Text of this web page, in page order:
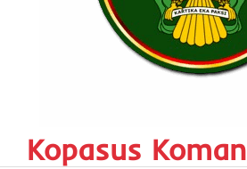
Kopasus